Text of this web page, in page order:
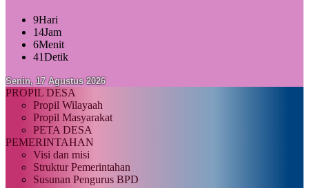
9Hari
14Jam
6Menit
40Detik
Senin, 17 Agustus 2026
PROPIL DESA
Propil Wilayaah
Propil Masyarakat
PETA DESA
PEMERINTAHAN
Visi dan misi
Struktur Pemerintahan
Susunan Pengurus BPD